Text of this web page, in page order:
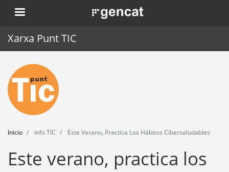
Pasar
al
. Obre en una nova finestra.
Xarxa Punt TIC
Inicio
Punt TIC
Actualidad
Agenda
Formación
Inicio Info TIC Este Verano, Practica Los Hábitos Cibersaludables
Este verano, practica los